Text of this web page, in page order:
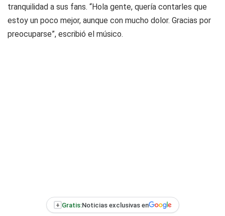
tranquilidad a sus fans. “Hola gente, quería contarles que
estoy un poco mejor, aunque con mucho dolor. Gracias por
preocuparse”, escribió el músico.
+ Gratis:Noticias exclusivas en